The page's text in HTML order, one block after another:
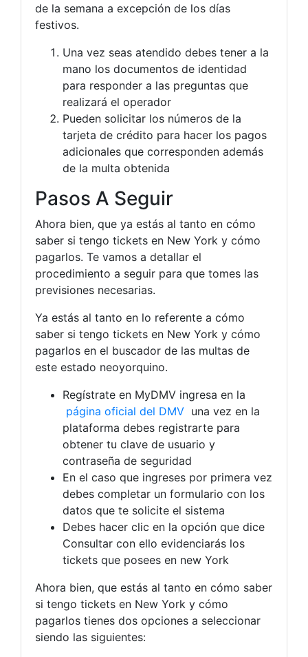
de la semana a excepción de los días
festivos.
Una vez seas atendido debes tener a la
mano los documentos de identidad
para responder a las preguntas que
realizará el operador
Pueden solicitar los números de la
tarjeta de crédito para hacer los pagos
adicionales que corresponden además
de la multa obtenida
Pasos A Seguir
Ahora bien, que ya estás al tanto en cómo
saber si tengo tickets en New York y cómo
pagarlos. Te vamos a detallar el
procedimiento a seguir para que tomes las
previsiones necesarias.
Ya estás al tanto en lo referente a cómo
saber si tengo tickets en New York y cómo
pagarlos en el buscador de las multas de
este estado neoyorquino.
Regístrate en MyDMV ingresa en la
página oficial del DMV una vez en la
plataforma debes registrarte para
obtener tu clave de usuario y
contraseña de seguridad
En el caso que ingreses por primera vez
debes completar un formulario con los
datos que te solicite el sistema
Debes hacer clic en la opción que dice
Consultar con ello evidenciarás los
tickets que posees en new York
Ahora bien, que estás al tanto en cómo saber
si tengo tickets en New York y cómo
pagarlos tienes dos opciones a seleccionar
siendo las siguientes: